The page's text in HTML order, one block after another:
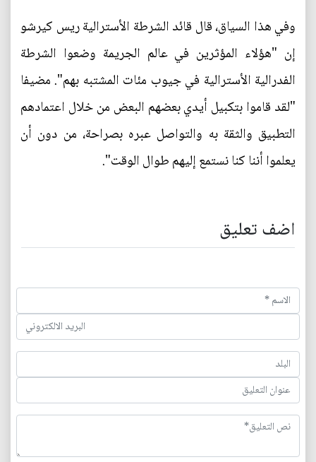
وفي هذا السياق، قال قائد الشرطة الأسترالية ريس كيرشو
إن "هؤلاء المؤثرين في عالم الجريمة وضعوا الشرطة
الفدرالية الأسترالية في جيوب مئات المشتبه بهم". مضيفا
"لقد قاموا بتكبيل أيدي بعضهم البعض من خلال اعتمادهم
التطبيق والثقة به والتواصل عبره بصراحة، من دون أن
يعلموا أننا كنا نستمع إليهم طوال الوقت".
اضف تعليق